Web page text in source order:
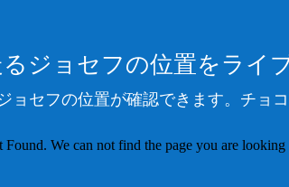
ジョセフの位置をライ
ョセフの位置が確認できます。チョ